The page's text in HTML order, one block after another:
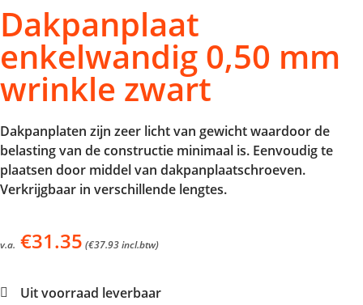
Dakpanplaat
enkelwandig 0,50 mm
wrinkle zwart
Dakpanplaten zijn zeer licht van gewicht waardoor de
belasting van de constructie minimaal is. Eenvoudig te
plaatsen door middel van dakpanplaatschroeven.
Verkrijgbaar in verschillende lengtes.
v.a. €31.35 (€37.93incl.btw)
Uit voorraad leverbaar